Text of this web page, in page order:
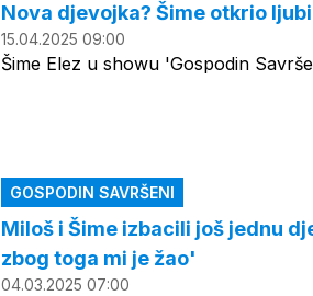
Nova djevojka? Šime otkrio
15.04.2025 09:00
Šime Elez u showu 'Gospodin
GOSPODIN SAVRŠENI
Miloš i Šime izbacili još jednu
zbog toga mi je žao'
04.03.2025 07:00